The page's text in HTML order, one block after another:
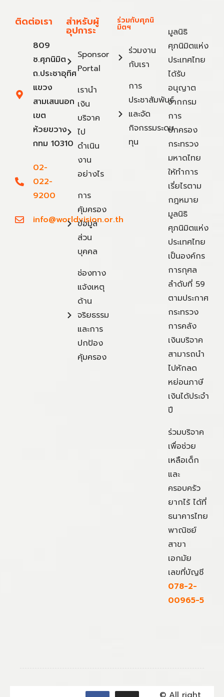
ติดต่อเรา
809
ซ.ศุภนิมิต
ถ.ประชาอุทิศ
แขวง
สามเสนนอก
เขต
ห้วยขวาง
กทม 10310
02-
022-
9200
info@worldvision.or.th
สำหรับผู้
อุปการะ
Sponsor
Portal
เรานำ
เงิน
บริจาค
ไป
ดำเนิน
งาน
อย่างไร
การ
คุ้มครอง
ข้อมูล
ส่วน
บุคคล
ช่องทาง
แจ้งเหตุ
ด้าน
จริยธรรม
และการ
ปกป้อง
คุ้มครอง
ร่วมกับศุภนิ
มิตฯ
ร่วมงาน
กับเรา
การ
ประชาสัมพันธ์
และจัด
กิจกรรมระดม
ทุน
มูลนิธิ
ศุภนิมิตแห่ง
ประเทศไทย
ได้รับ
อนุญาต
จากกรม
การ
ปกครอง
กระทรวง
มหาดไทย
ให้ทำการ
เรี่ยไรตาม
กฎหมาย
มูลนิธิ
ศุภนิมิตแห่ง
ประเทศไทย
เป็นองค์กร
การกุศล
ลำดับที่ 59
ตามประกาศ
กระทรวง
การคลัง
เงินบริจาค
สามารถนำ
ไปหักลด
หย่อนภาษี
เงินได้ประจำ
ปี
ร่วมบริจาค
เพื่อช่วย
เหลือเด็ก
และ
ครอบครัว
ยากไร้ ได้ที่
ธนาคารไทย
พาณิชย์
สาขา
เอกมัย
เลขที่บัญชี
078-2-
00965-5